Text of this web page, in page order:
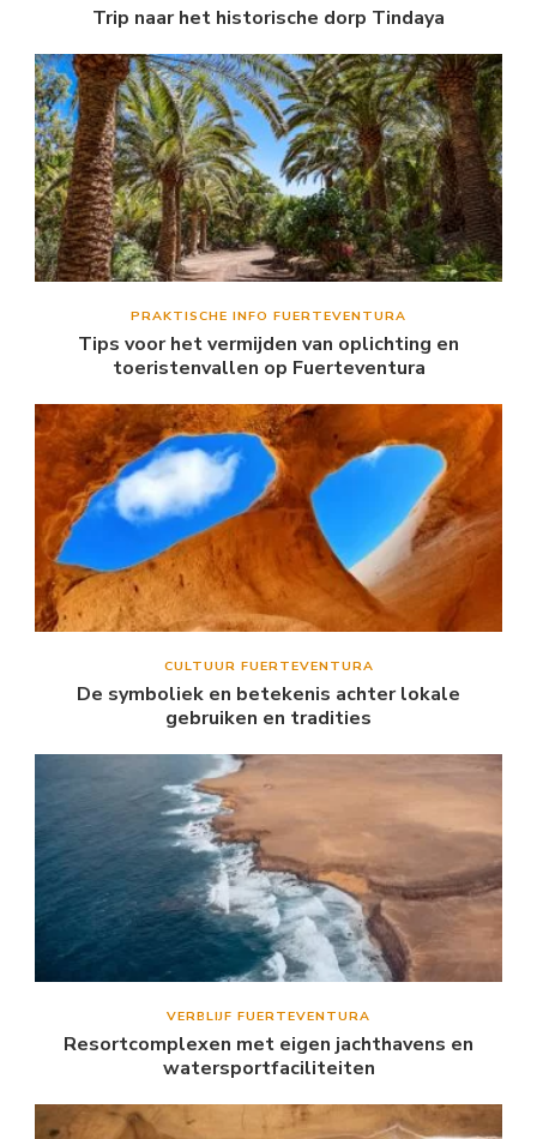
Trip naar het historische dorp Tindaya
PRAKTISCHE INFO FUERTEVENTURA
Tips voor het vermijden van oplichting en
toeristenvallen op Fuerteventura
CULTUUR FUERTEVENTURA
De symboliek en betekenis achter lokale
gebruiken en tradities
VERBLIJF FUERTEVENTURA
Resortcomplexen met eigen jachthavens en
watersportfaciliteiten